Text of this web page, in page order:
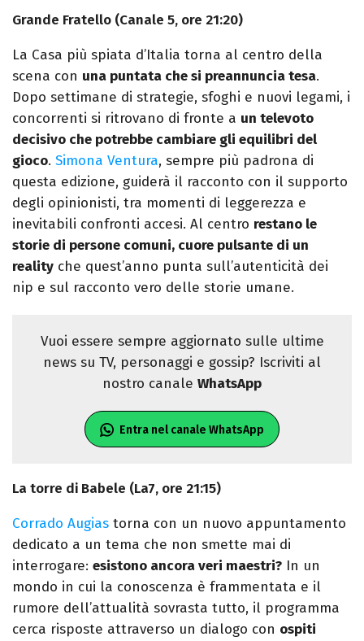
Grande Fratello (Canale 5, ore 21:20)
La Casa più spiata d’Italia torna al centro della
scena con una puntata che si preannuncia tesa.
Dopo settimane di strategie, sfoghi e nuovi legami, i
concorrenti si ritrovano di fronte a un televoto
decisivo che potrebbe cambiare gli equilibri del
gioco. Simona Ventura, sempre più padrona di
questa edizione, guiderà il racconto con il supporto
degli opinionisti, tra momenti di leggerezza e
inevitabili confronti accesi. Al centro restano le
storie di persone comuni, cuore pulsante di un
reality che quest’anno punta sull’autenticità dei
nip e sul racconto vero delle storie umane.
Vuoi essere sempre aggiornato sulle ultime
news su TV, personaggi e gossip? Iscriviti al
nostro canale WhatsApp
Entra nel canale WhatsApp
La torre di Babele (La7, ore 21:15)
Corrado Augias torna con un nuovo appuntamento
dedicato a un tema che non smette mai di
interrogare: esistono ancora veri maestri? In un
mondo in cui la conoscenza è frammentata e il
rumore dell’attualità sovrasta tutto, il programma
cerca risposte attraverso un dialogo con ospiti